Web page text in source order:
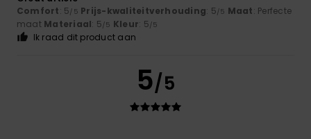
Comfort: 5/5 Prijs-kwaliteitverhouding: 5/5 Maat: Perfecte
maat Materiaal: 5/5 Kleur: 5/5
Ik raad dit product aan
5/5